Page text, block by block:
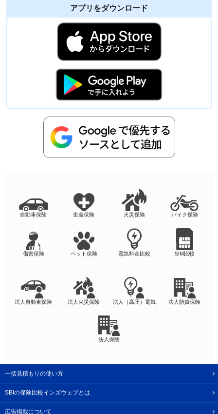
アプリをダウンロード
自動車保険 生命保険 火災保険 バイク保険
傷害保険 ペット保険 電気料金比較 SIM比較
法人自動車保険 法人火災保険 法人（高圧）電気 法人賠責保険
法人保険
一括見積もりの使い方
SBIの保険比較インズウェブとは
広告掲載について